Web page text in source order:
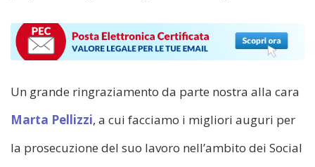
Un grande ringraziamento da parte nostra alla cara
Marta Pellizzi, a cui facciamo i migliori auguri per
la prosecuzione del suo lavoro nell’ambito dei Social